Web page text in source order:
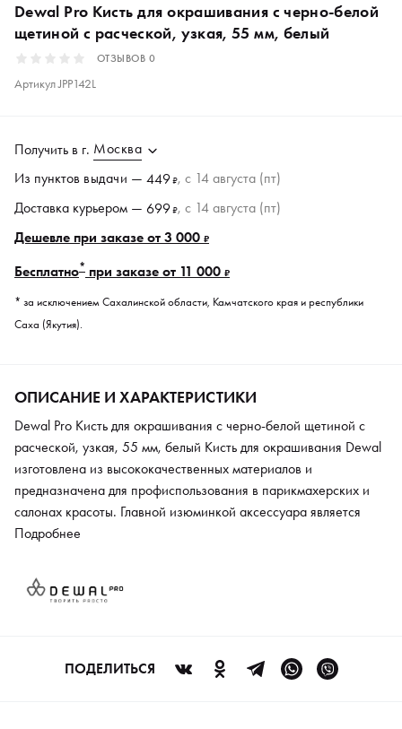
Dewal Pro Кисть для окрашивания c черно-белой
щетиной с расческой, узкая, 55 мм, белый
ОТЗЫВОВ 0
АртикулJPP142L
Получить в г. Москва
Из пунктов выдачи — 449₽, c 14 августа (пт)
Доставка курьером — 699₽, c 14 августа (пт)
Дешевле при заказе от 3 000 ₽
Бесплатно* при заказе от 11 000 ₽
* за исключением Сахалинской области, Камчатского края и республики
Саха (Якутия).
ОПИСАНИЕ И ХАРАКТЕРИСТИКИ
Dewal Pro Кисть для окрашивания c черно-белой щетиной с
расческой, узкая, 55 мм, белый Кисть для окрашивания Dewal
изготовлена из высококачественных материалов и
предназначена для профиспользования в парикмахерских и
салонах красоты. Главной изюминкой аксессуара является
двухцветная щетина: внутри она белая, а снаружи – черная.
черные более плотные, волнистые и короткие, а белые –
прямые и удлиненные. Такое необычное решение не только
корней. Размер щетины кисти составляет 55 мм, а ее форма
является классической. Заостренный кончик дает возможность
Подробнее
ПОДЕЛИТЬСЯ